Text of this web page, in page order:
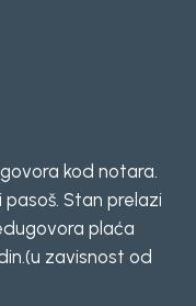
kod notara.
Stan prelazi
plaća
zavisnost od